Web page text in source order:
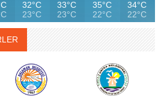
32°C
23°C
33°C
23°C
35°C
22°C
34°C
22°C